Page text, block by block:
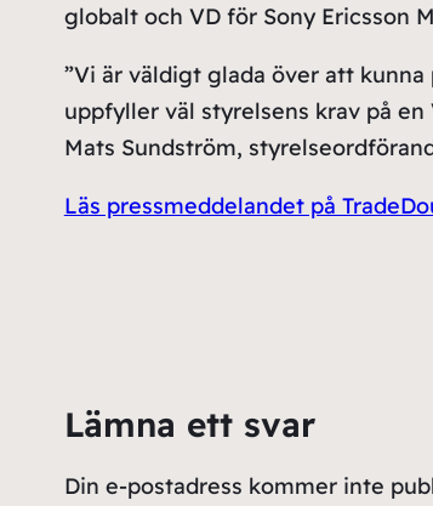
globalt och VD för Sony Ericsson
”Vi är väldigt glada över att
uppfyller väl styrelsens krav på
Mats Sundström,
Läs pressmeddelandet på
Lämna ett svar
Din e-postadress kommer inte